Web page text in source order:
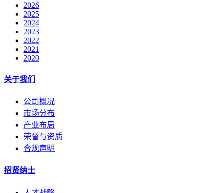
2026
2025
2024
2023
2022
2021
2020
关于我们
公司概况
市场分布
产业布局
荣誉与资质
合规声明
招贤纳士